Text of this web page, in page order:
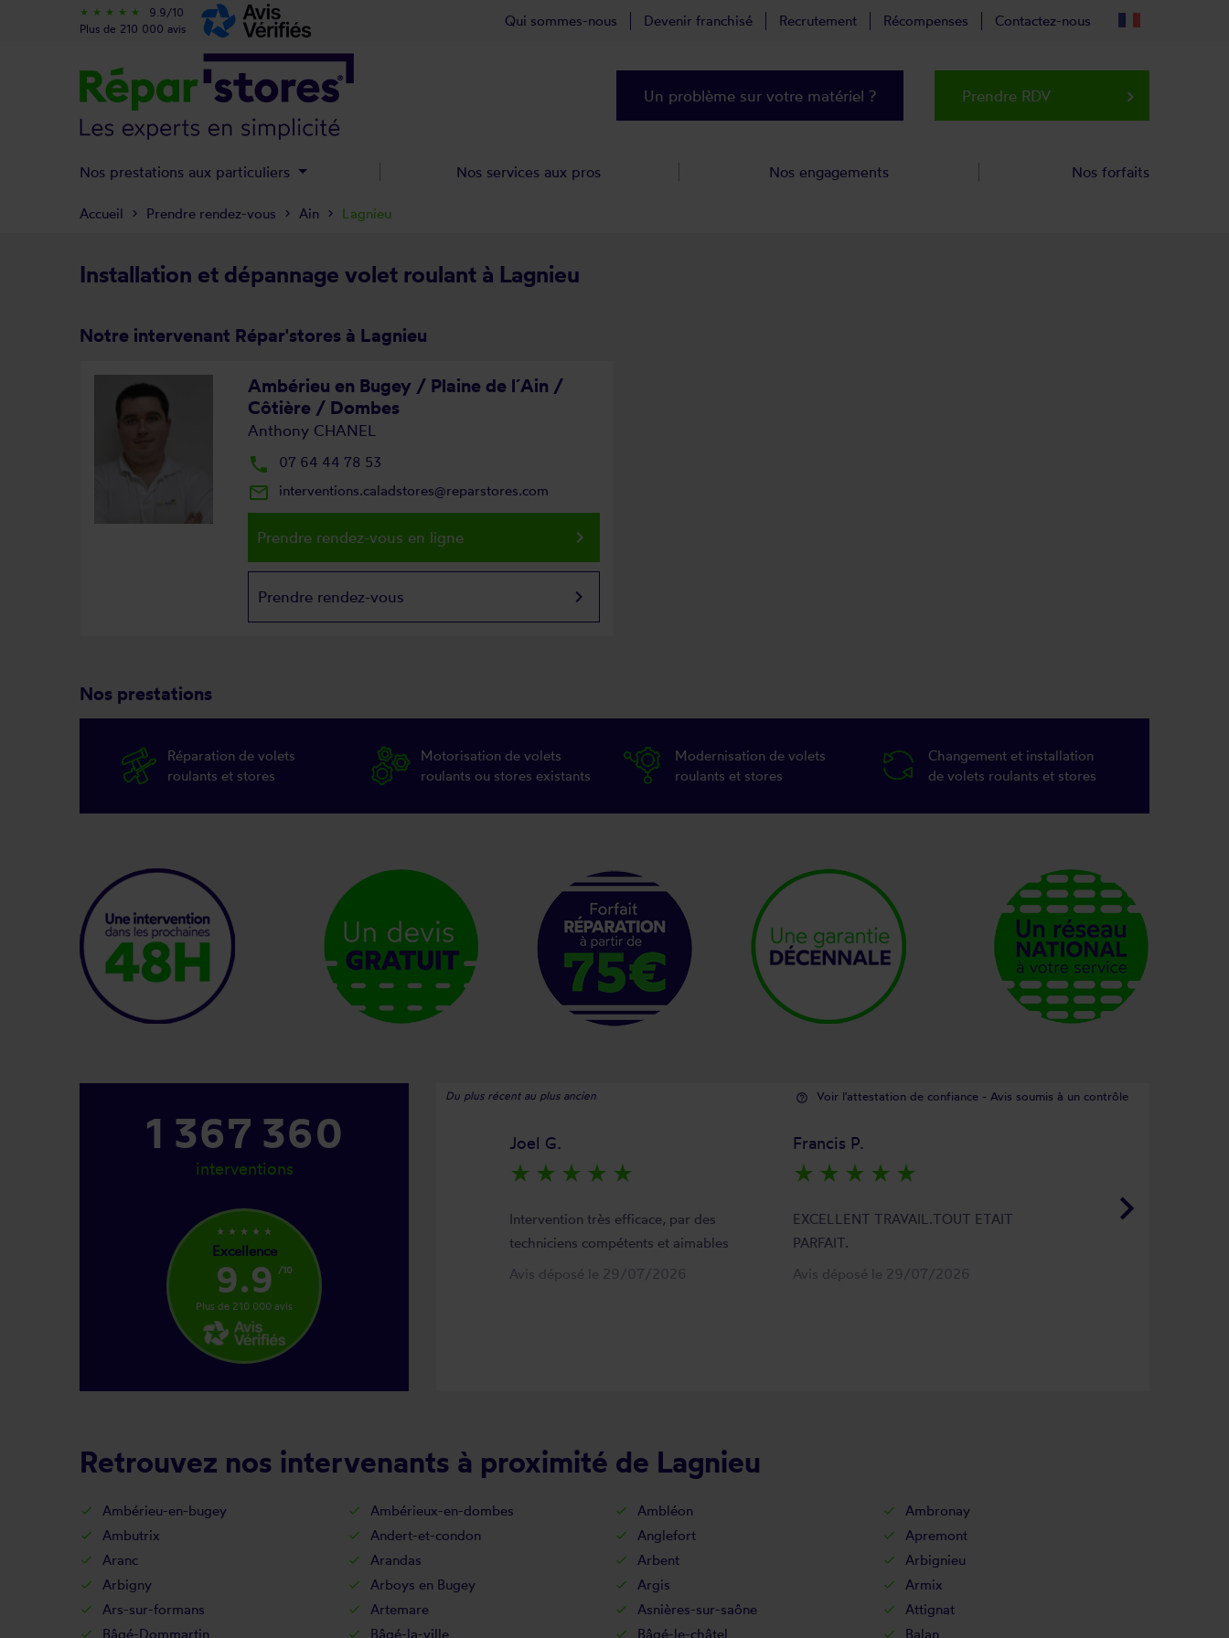
Installation et dépannage volet roulant à Lagnieu
Notre intervenant Répar'stores à Lagnieu
Ambérieu en Bugey / Plaine de l´Ain /
Côtière / Dombes
Anthony CHANEL
local_phone 07 64 44 78 53
mail_outline interventions.caladstores@reparstores.com
Prendre rendez-vous en ligne keyboard_arrow_right
Prendre rendez-vous keyboard_arrow_right
Nos prestations
Réparation de volets
roulants et stores
Motorisation de volets
roulants ou stores existants
Modernisation de volets
roulants et stores
Changement et installation
de volets roulants et stores
1 367 360
interventions
star_rate star_rate star_rate star_rate star_rate
Excellence
9.9 /10
Plus de 210 000 avis
Du plus récent au plus ancien help_outline Voir l'attestation de confiance - Avis soumis à un contrôle
keyboard_arrow_right
Joel G.
star_rate star_rate star_rate star_rate star_rate
Intervention très efficace, par des
techniciens compétents et aimables
Avis déposé le 29/07/2026
Francis P.
star_rate star_rate star_rate star_rate star_rate
EXCELLENT TRAVAIL.TOUT ETAIT
PARFAIT.
Avis déposé le 29/07/2026
Retrouvez nos intervenants à proximité de Lagnieu
Ambérieu-en-bugey Ambérieux-en-dombes Ambléon
Ambronay
Ambutrix
Andert-et-condon Anglefort
Apremont
Aranc
Arandas Arbent
Arbignieu
Arbigny
Arboys en Bugey Argis
Armix
Ars-sur-formans
Artemare Asnières-sur-saône
Attignat
Bâgé-Dommartin
Bâgé-la-ville Bâgé-le-châtel
Balan
Accueil Prendre rendez-vous Ain Lagnieu
star_rate star_rate star_rate star_rate star_rate
9.9/10
Plus de 210 000 avis
Qui sommes-nous Devenir franchisé Recrutement Récompenses Contactez-nous
Un problème sur votre matériel ? Prendre RDV keyboard_arrow_right
Nos prestations aux particuliers Nos services aux pros Nos engagements Nos forfaits